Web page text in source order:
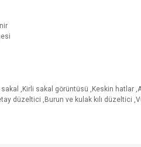
,Kirli sakal görüntüsü ,Keskin hatlar
düzeltici ,Burun ve kulak kılı düzeltici